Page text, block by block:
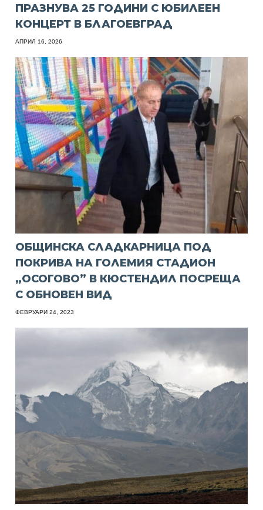
ПРАЗНУВА 25 ГОДИНИ С ЮБИЛЕЕН
КОНЦЕРТ В БЛАГОЕВГРАД
АПРИЛ 16, 2026
ОБЩИНСКА СЛАДКАРНИЦА ПОД
ПОКРИВА НА ГОЛЕМИЯ СТАДИОН
„ОСОГОВО” В КЮСТЕНДИЛ ПОСРЕЩА
С ОБНОВЕН ВИД
ФЕВРУАРИ 24, 2023